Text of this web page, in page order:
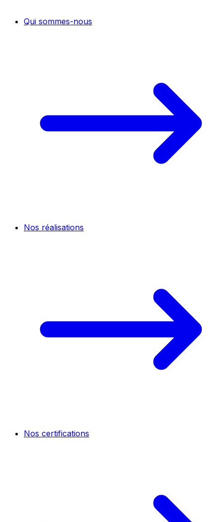
Qui sommes-nous
Nos réalisations
Nos certifications